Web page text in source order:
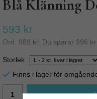
Blå Klänning
593 kr
Ord. 989 kr . Du sparar 396 kr
Storlek
Finns i lager för